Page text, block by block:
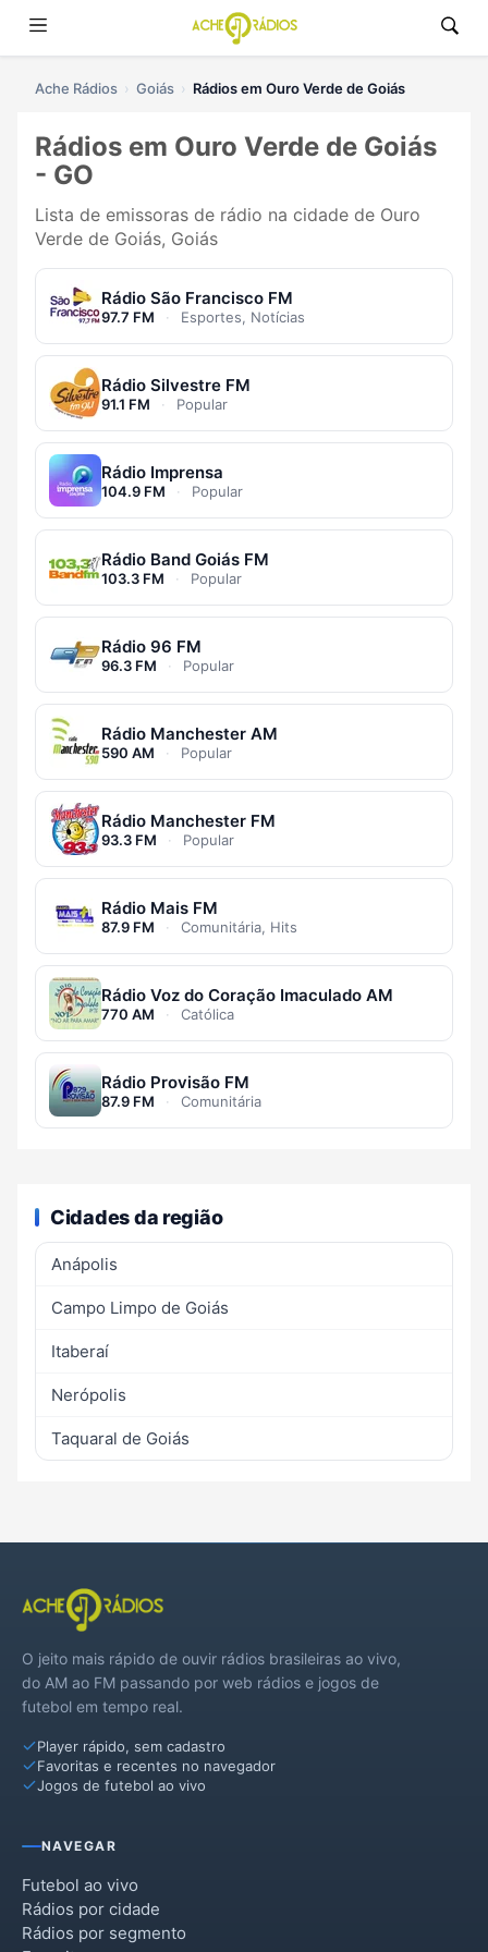
Ache Rádios Goiás Rádios em Ouro Verde de Goiás
Rádios em Ouro Verde de Goiás
- GO
Lista de emissoras de rádio na cidade de Ouro
Verde de Goiás, Goiás
Rádio São Francisco FM
97.7 FM · Esportes, Notícias
Rádio Silvestre FM
91.1 FM · Popular
Rádio Imprensa
104.9 FM · Popular
Rádio Band Goiás FM
103.3 FM · Popular
Rádio 96 FM
96.3 FM · Popular
Rádio Manchester AM
590 AM · Popular
Rádio Manchester FM
93.3 FM · Popular
Rádio Mais FM
87.9 FM · Comunitária, Hits
Rádio Voz do Coração Imaculado AM
770 AM · Católica
Rádio Provisão FM
87.9 FM · Comunitária
Cidades da região
Anápolis
Campo Limpo de Goiás
Itaberaí
Nerópolis
Taquaral de Goiás
O jeito mais rápido de ouvir rádios brasileiras ao vivo,
do AM ao FM passando por web rádios e jogos de
futebol em tempo real.
Player rápido, sem cadastro
Favoritas e recentes no navegador
Jogos de futebol ao vivo
NAVEGAR
Futebol ao vivo
Rádios por cidade
Rádios por segmento